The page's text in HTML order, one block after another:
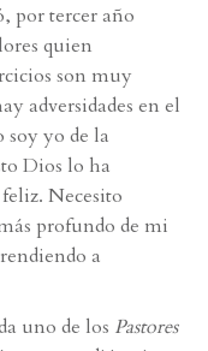
por tercer año
quien
son muy
adversidades en el
soy yo de la
Dios lo ha
Necesito
profundo de mi
a
uno de los Pastores